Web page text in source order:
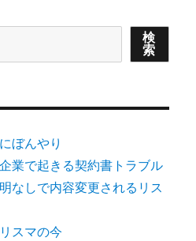
検
索
ぼんやり
業で起きる契約書トラブル
なしで内容変更されるリス
スマの今